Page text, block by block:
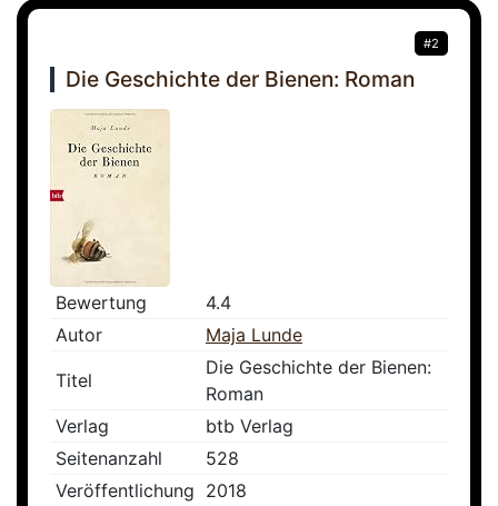
#2
Die Geschichte der Bienen: Roman
Bewertung
4.4
Autor
Maja Lunde
Titel
Die Geschichte der Bienen:
Roman
Verlag
btb Verlag
Seitenanzahl
528
Veröffentlichung 2018